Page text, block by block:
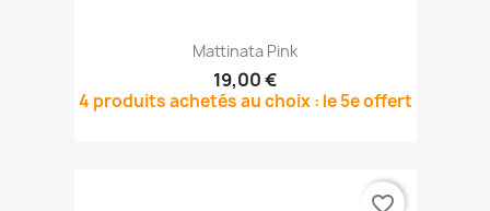
Mattinata Pink
19,00 €
4 produits achetés au choix : le 5e offert
favorite_border